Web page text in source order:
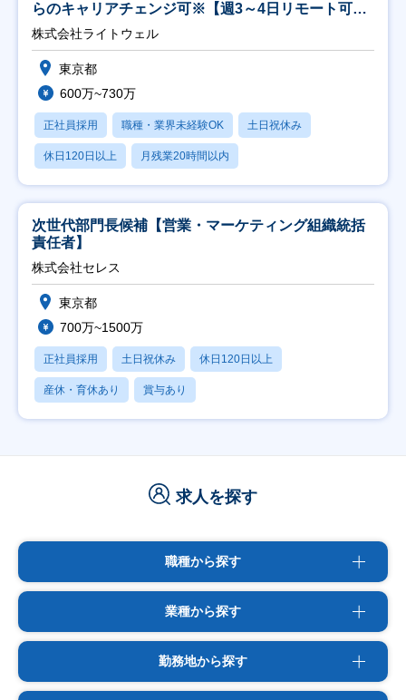
らのキャリアチェンジ可※【週3～4日リモート可
能】
株式会社ライトウェル
東京都
600万~730万
正社員採用 職種・業界未経験OK 土日祝休み
休日120日以上 月残業20時間以内
次世代部門長候補【営業・マーケティング組織統括
責任者】
株式会社セレス
東京都
700万~1500万
正社員採用 土日祝休み 休日120日以上
産休・育休あり 賞与あり
求人を探す
職種から探す
業種から探す
勤務地から探す